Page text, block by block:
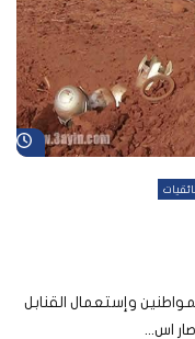
وإستعمال القنابل